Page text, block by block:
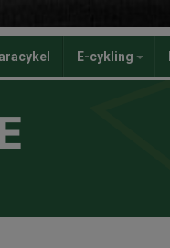
E-cykling